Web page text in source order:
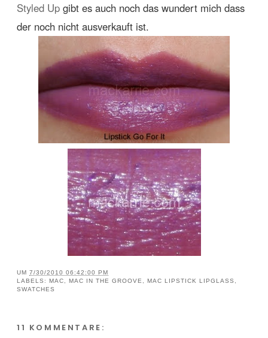
Styled Up gibt es auch noch das wundert mich dass
der noch nicht ausverkauft ist.
UM 7/30/2010 06:42:00 PM
LABELS: MAC MAC IN THE GROOVE MAC LIPSTICK LIPGLASS
SWATCHES
11 KOMMENTARE: